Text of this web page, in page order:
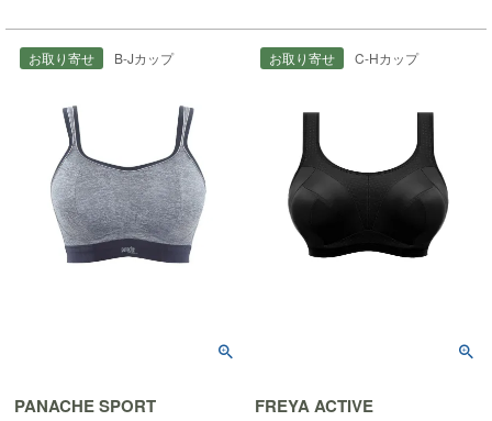
お取り寄せ B-Jカップ
PANACHE SPORT
お取り寄せ C-Hカップ
FREYA ACTIVE